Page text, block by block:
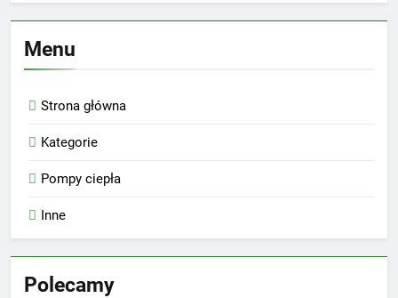
Menu
Strona główna
Kategorie
Pompy ciepła
Inne
Polecamy